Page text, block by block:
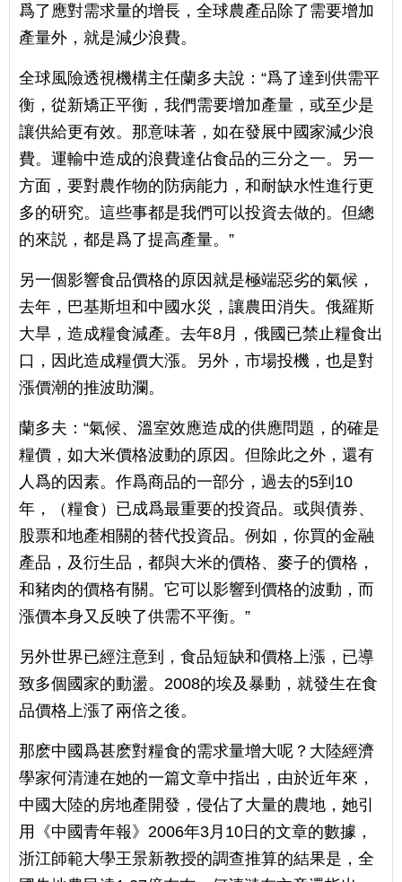
爲了應對需求量的增長，全球農產品除了需要增加
產量外，就是減少浪費。
全球風險透視機構主任蘭多夫說：“爲了達到供需平
衡，從新矯正平衡，我們需要增加產量，或至少是
讓供給更有效。那意味著，如在發展中國家減少浪
費。運輸中造成的浪費達佔食品的三分之一。另一
方面，要對農作物的防病能力，和耐缺水性進行更
多的研究。這些事都是我們可以投資去做的。但總
的來説，都是爲了提高產量。”
另一個影響食品價格的原因就是極端惡劣的氣候，
去年，巴基斯坦和中國水災，讓農田消失。俄羅斯
大旱，造成糧食減產。去年8月，俄國已禁止糧食出
口，因此造成糧價大漲。另外，市場投機，也是對
漲價潮的推波助瀾。
蘭多夫：“氣候、溫室效應造成的供應問題，的確是
糧價，如大米價格波動的原因。但除此之外，還有
人爲的因素。作爲商品的一部分，過去的5到10
年，（糧食）已成爲最重要的投資品。或與債券、
股票和地產相關的替代投資品。例如，你買的金融
產品，及衍生品，都與大米的價格、麥子的價格，
和豬肉的價格有關。它可以影響到價格的波動，而
漲價本身又反映了供需不平衡。”
另外世界已經注意到，食品短缺和價格上漲，已導
致多個國家的動盪。2008的埃及暴動，就發生在食
品價格上漲了兩倍之後。
那麽中國爲甚麽對糧食的需求量增大呢？大陸經濟
學家何清漣在她的一篇文章中指出，由於近年來，
中國大陸的房地產開發，侵佔了大量的農地，她引
用《中國青年報》2006年3月10日的文章的數據，
浙江師範大學王景新教授的調查推算的結果是，全